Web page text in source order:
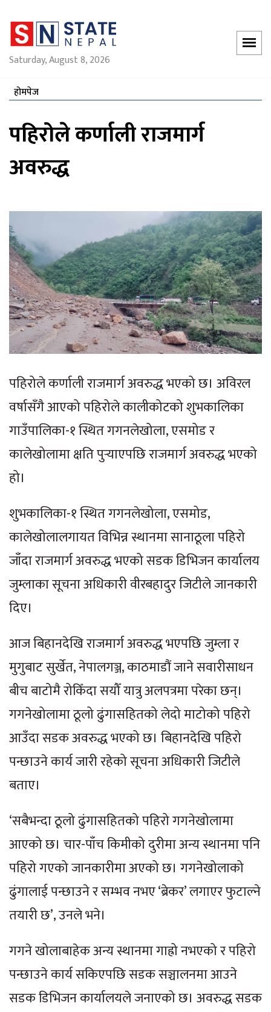
Saturday, August 8, 2026
होमपेज
पहिरोले कर्णाली राजमार्ग
अवरुद्ध
पहिरोले कर्णाली राजमार्ग अवरुद्ध भएको छ। अविरल
वर्षासँगै आएको पहिरोले कालीकोटको शुभकालिका
गाउँपालिका-१ स्थित गगनलेखोला, एसमोड र
कालेखोलामा क्षति पुर्‍याएपछि राजमार्ग अवरुद्ध भएको
हो।
शुभकालिका-१ स्थित गगनलेखोला, एसमोड,
कालेखोलालगायत विभिन्न स्थानमा सानाठूला पहिरो
जाँदा राजमार्ग अवरुद्ध भएको सडक डिभिजन कार्यालय
जुम्लाका सूचना अधिकारी वीरबहादुर जिटीले जानकारी
दिए।
आज बिहानदेखि राजमार्ग अवरुद्ध भएपछि जुम्ला र
मुगुबाट सुर्खेत, नेपालगञ्ज, काठमाडौं जाने सवारीसाधन
बीच बाटोमै रोकिँदा सयौँ यात्रु अलपत्रमा परेका छन्।
गगनेखोलामा ठूलो ढुंगासहितको लेदो माटोको पहिरो
आउँदा सडक अवरुद्ध भएको छ। बिहानदेखि पहिरो
पन्छाउने कार्य जारी रहेको सूचना अधिकारी जिटीले
बताए।
‘सबैभन्दा ठूलो ढुंगासहितको पहिरो गगनेखोलामा
आएको छ। चार-पाँच किमीको दुरीमा अन्य स्थानमा पनि
पहिरो गएको जानकारीमा अएको छ। गगनेखोलाको
ढुंगालाई पन्छाउने र सम्भव नभए ‘ब्रेकर’ लगाएर फुटाल्ने
तयारी छ’, उनले भने।
गगने खोलाबाहेक अन्य स्थानमा गाह्रो नभएको र पहिरो
पन्छाउने कार्य सकिएपछि सडक सञ्चालनमा आउने
सडक डिभिजन कार्यालयले जनाएको छ। अवरुद्ध सडक